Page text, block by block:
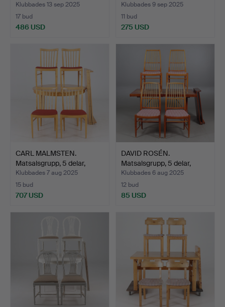
Klubbades 13 sep 2025
17 bud
486 USD
Klubbades 9 sep 2025
11 bud
275 USD
CARL MALMSTEN.
Matsalsgrupp, 5 delar,
"Her…
Klubbades 7 aug 2025
15 bud
707 USD
DAVID ROSÉN.
Matsalsgrupp, 5 delar,
"Napol…
Klubbades 6 aug 2025
12 bud
85 USD